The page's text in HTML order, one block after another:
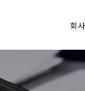
회